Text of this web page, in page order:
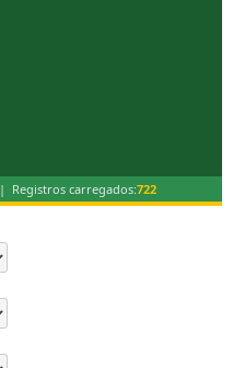
| Registros carregados:722